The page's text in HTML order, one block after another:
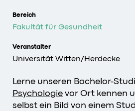
Bereich
Fakultät für Gesundheit
Veranstalter
Universität Witten/Herdecke
Lerne unseren Bachelor-
Psychologie vor Ort kennen
selbst ein Bild von einem